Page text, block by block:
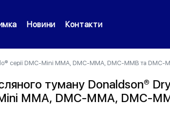
Новини Контакти
серії DMC-Mini MMA, DMC-MMA, DMC-MMB та DMC-
туману Donaldson®
MMA, DMC-MMA, DMC-